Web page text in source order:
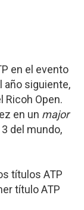
en el evento
año siguiente,
Ricoh Open.
en un major
del mundo,
títulos ATP
título ATP